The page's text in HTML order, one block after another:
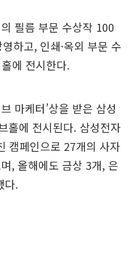
필름 부문 수상작 100
하고, 인쇄·옥외 부문 수
에 전시한다.
마케터’상을 받은 삼성
홀에 전시된다. 삼성전자
캠페인으로 27개의 사자
, 올해에도 금상 3개, 은
다.